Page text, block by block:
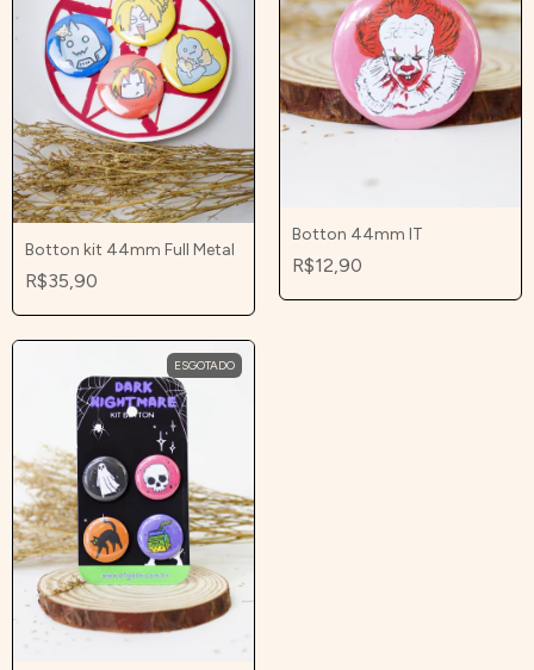
Botton kit 44mm Full Metal
R$35,90
Botton 44mm IT
R$12,90
ESGOTADO